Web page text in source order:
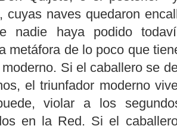
cuyas naves quedaron
nadie haya podido
metáfora de lo poco que
Si el caballero se
el triunfador moderno
violar a los
en la Red. Si el